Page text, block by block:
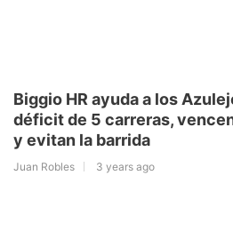
Biggio HR ayuda a los
déficit de 5 carreras,
y evitan la barrida
Juan Robles 3 years ago